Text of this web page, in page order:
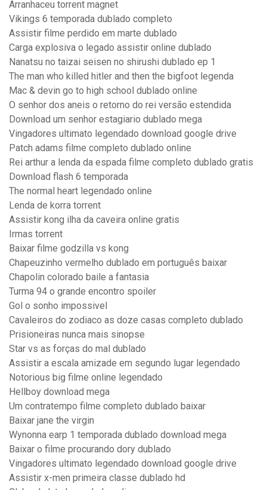
Arranhaceu torrent magnet
Vikings 6 temporada dublado completo
Assistir filme perdido em marte dublado
Carga explosiva o legado assistir online dublado
Nanatsu no taizai seisen no shirushi dublado ep 1
The man who killed hitler and then the bigfoot legenda
Mac & devin go to high school dublado online
O senhor dos aneis o retorno do rei versão estendida
Download um senhor estagiario dublado mega
Vingadores ultimato legendado download google drive
Patch adams filme completo dublado online
Rei arthur a lenda da espada filme completo dublado gratis
Download flash 6 temporada
The normal heart legendado online
Lenda de korra torrent
Assistir kong ilha da caveira online gratis
Irmas torrent
Baixar filme godzilla vs kong
Chapeuzinho vermelho dublado em português baixar
Chapolin colorado baile a fantasia
Turma 94 o grande encontro spoiler
Gol o sonho impossivel
Cavaleiros do zodiaco as doze casas completo dublado
Prisioneiras nunca mais sinopse
Star vs as forças do mal dublado
Assistir a escala amizade em segundo lugar legendado
Notorious big filme online legendado
Hellboy download mega
Um contratempo filme completo dublado baixar
Baixar jane the virgin
Wynonna earp 1 temporada dublado download mega
Baixar o filme procurando dory dublado
Vingadores ultimato legendado download google drive
Assistir x-men primeira classe dublado hd